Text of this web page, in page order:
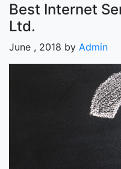
Best Internet
Ltd.
June , 2018 by Admin